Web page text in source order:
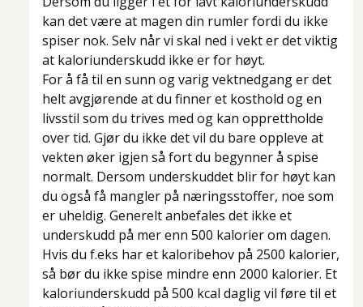
kan det være at magen din rumler fordi du ikke
spiser nok. Selv når vi skal ned i vekt er det viktig
at kaloriunderskudd ikke er for høyt.
For å få til en sunn og varig vektnedgang er det
helt avgjørende at du finner et kosthold og en
livsstil som du trives med og kan opprettholde
over tid. Gjør du ikke det vil du bare oppleve at
vekten øker igjen så fort du begynner å spise
normalt. Dersom underskuddet blir for høyt kan
du også få mangler på næringsstoffer, noe som
er uheldig. Generelt anbefales det ikke et
underskudd på mer enn 500 kalorier om dagen.
Hvis du f.eks har et kaloribehov på 2500 kalorier,
så bør du ikke spise mindre enn 2000 kalorier. Et
kaloriunderskudd på 500 kcal daglig vil føre til et